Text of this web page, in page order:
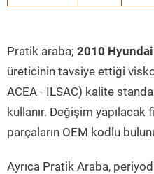
Pratik araba; 2010
üreticinin tavsiye ettiği
ACEA - ILSAC) kalite
kullanır. Değişim
parçaların OEM kodlu
Ayrıca Pratik Araba,